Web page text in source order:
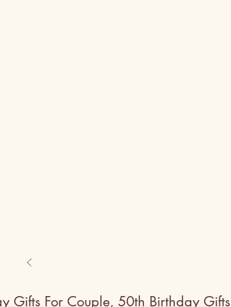
Gifts For Couple, 50th Birthday Gifts